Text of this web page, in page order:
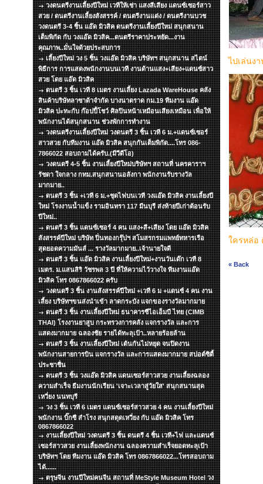
วงดนตรีงานเลี้ยงปีใหม่ เวทีให้เช่า แสงสีเสียง แดนซ์เซอร์สาว
สวย / ดนตรีงานเลี้ยงสังสรรค์ / ดนตรีงานแต่ง / ดนตรีงานบวช
วงดนตรี 3-4 ชิ้น แอ๊ด มิวสิค ดนตรีงานเลี้ยงปีใหม่ สนุกสนาน
เต็มพิกัด กับ วงแอ๊ด มิวสิค...ดนตรีราคาประหยัด...งาน
คุณภาพ..มั่นใจด้วยประสบการ
เลี้ยงปีใหม่ วง 5 ชิ้น วงแอ๊ด มิวสิค บริษัทฯ สนุกสนาน สไตน์
พิธีการ การแสดงพนักงานบนเวที งานด้านแสง+เสียง+แดนซ์สาว
สวย โดย แอ๊ด มิวสิค
ดนตรี 3 ชิ้น เวที 8 เมตร งานเลี้ยง Lazada WareHouse คลัง
สินค้าบริษัทลาซาด้าจำกัด บางนาตราด กม.19 ทีมงาน แอ๊ด
มิวสิค ปะทะกับ ก๊อปปี้โชว์ ศิลปินหน้าเหมือนเสียงเหมือน เพื่อให้
พนักงานได้สนุกสนาน ช่วงพักการทำงาน
วงดนตรีงานเลี้ยงปีใหม่ วงดนตรี 3 ชิ้น เวที 6 ม.+แดนซ์เซอร์
สาวสวย กับทีมงาน แอ๊ด มิวสิค สนุกกันเต็มพิกัด....โทร 086-
7866022 สอบถามได้ครับ.(มีวีดีโอ)
วงดนตรี 4-5 ชิ้น งานเลี้ยงปีใหม่บริษัทฯ สถานที่ นครคาราฯ
รัชดา ใจกลาง กทม.สนุกสนานอลังกา พนักงานรับรางวัล
มากมาย..
ดนตรี 3 ชิ้น +เวที 6 ม.+ชุดไฟบนเวที วงแอ๊ด มิวสิค งานเลี้ยงปี
ใหม่ โรงงานน้ำแข็ง รามอินทรา 117 มีนบุรี ส่งท้ายปีเก่าต้อนรับ
ปีใหม่..
ดนตรี 3 ชิ้น แดนซ์เซอร์ 4 คน แสง+สี+เสียง โดย แอ๊ด มิวสิค
สังสรรค์ปีใหม่ บริษัท ปิ่นทองกรุ๊ปฯ สโมสรกรมแพทย์ทหารเรือ
สุดยอดความมันส์ ... รางวัลมากมาย..เจ้านายใจดี
ดนตรี 3 ชิ้น แอ๊ด มิวสิค งานเลี้ยงปีใหม่+งานวันเด๊ก เวที 8
เมตร. ม.แสนสิริ วัชรพล 3 ปี ที่ให้ความไว้วางใจ ทีมงานแอ๊ด
มิวสิค โทร 0867866022 ครับ
วงดนตรี 3 ชิ้น งานสังสรรค์ปีใหม่ +เวที 6 ม +แดนซ์ 4 คน งาน
เลี้ยง บริษัทฯขนส่งนำเข้า ลาดกระบัง แจกของรางวัลมากมาย
ดนตรี 3 ชิ้น งานเลี้ยงปีใหม่ ธนาคารซีไอเอ็มบี ไทย (CIMB
THAI) โรงงานยาสูบ กระทรวงการคลัง แจกรางวัล และการ
แสดงมากมาย ฉลองชัย รายได้ทะลุเป้า..หลายร้อยล้าน
ดนตรี 3 ชิ้น งานเลี้ยงปีใหม่ เต้นกันไม่หยุด จนปิดงาน
พนักงานสายการบิน แจกรางวัล และการแสดงมากมาย สปอต์ซิตื้
ประชาชื่น
ดนตรี 3 ชิ้น วงแอ๊ด มิวสิค แดนเซอร์สาวสวย งานเลี้ยงฉลอง
ความสำเร็จ ธีมงานนักเรียน 'เจาะเวลาสู่วัยใส' สนุกสนานสุด
เหวี่ยง นนทบุรี
วง 3 ชิ้น เวที 6 เมตร แดนซ์เซอร์สาวสวย 4 คน งานเลี้ยงปีใหม่
พนักงาน บิ๊กซี สำโรง สนุกสดุดเหวี่ยง กับ แอ๊ด มิวสิค โทร
0867866022
งานเลี้ยงปีใหม่ วงดนตรี 3 ชิ้น ดนตรี 4 ชิ้น เวที+ไฟ และแดนซ์
เซอร์สาวสวย งานเลี้ยงพนักงาน ฉลองความสำเร็จยอดทะลุเป้า
บริษัทฯ โดย ทีมงาน แอ๊ด มิวสิค โทร 0867866022...โทรสอบถาม
ได้......
ตรุษจีน งานปีใหม่คนจีน สถานที่ MeStyle Museum Hotel วง
ไปเล่นง
ใครหล่อ
« Back